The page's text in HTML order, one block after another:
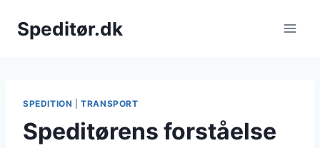
Speditør.dk
SPEDITION |TRANSPORT
Speditørens forståelse